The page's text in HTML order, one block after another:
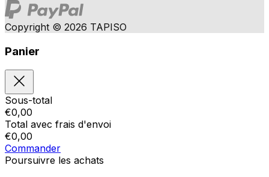
Copyright © 2026 TAPISO
Panier
Sous-total
€0,00
Total avec frais d'envoi
€0,00
Commander
Poursuivre les achats